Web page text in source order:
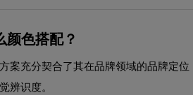
颜色搭配？
案充分契合了其在品牌领域的品牌定
辨识度。